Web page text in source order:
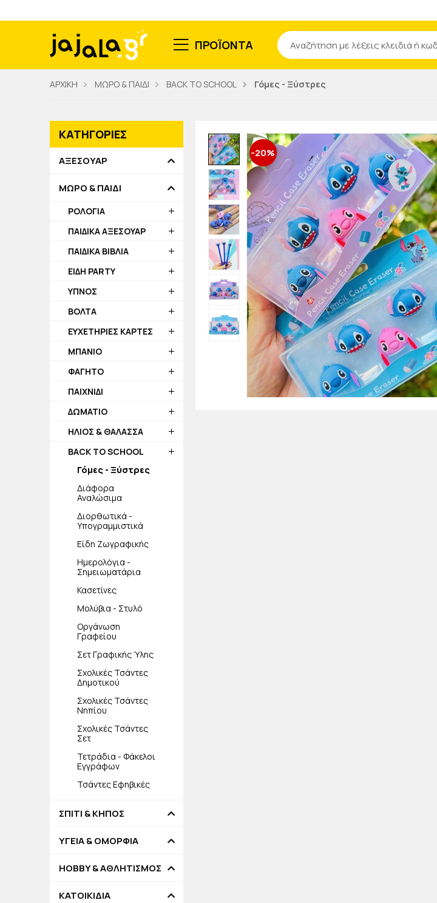
ΠΡΟΪΟΝΤΑ
Αναζήτηση
ΑΡΧΙΚΗ ΜΩΡΟ & ΠΑΙΔΙ BACK TO SCHOOL Γόμες - Ξύστρες
-20%
ΚΑΤΗΓΟΡΙΕΣ
ΑΞΕΣΟΥΑΡ
ΜΩΡΟ & ΠΑΙΔΙ
ΡΟΛΟΓΙΑ
ΠΑΙΔΙΚΑ ΑΞΕΣΟΥΑΡ
ΠΑΙΔΙΚΑ ΒΙΒΛΙΑ
ΕΙΔΗ PARTY
ΥΠΝΟΣ
ΒΟΛΤΑ
ΕΥΧΕΤΗΡΙΕΣ ΚΑΡΤΕΣ
ΜΠΑΝΙΟ
ΦΑΓΗΤΟ
ΠΑΙΧΝΙΔΙ
ΔΩΜΑΤΙΟ
ΗΛΙΟΣ & ΘΑΛΑΣΣΑ
BACK TO SCHOOL
Γόμες - Ξύστρες
Διάφορα
Αναλώσιμα
Διορθωτικά -
Υπογραμμιστικά
Είδη Ζωγραφικής
Ημερολόγια -
Σημειωματάρια
Κασετίνες
Μολύβια - Στυλό
Οργάνωση
Γραφείου
Σετ Γραφικής Ύλης
Σχολικές Τσάντες
Δημοτικού
Σχολικές Τσάντες
Νηπίου
Σχολικές Τσάντες
Σετ
Τετράδια - Φάκελοι
Εγγράφων
Τσάντες Εφηβικές
ΣΠΙΤΙ & ΚΗΠΟΣ
ΥΓΕΙΑ & ΟΜΟΡΦΙΑ
HOBBY & ΑΘΛΗΤΙΣΜΟΣ
ΚΑΤΟΙΚΙΔΙΑ